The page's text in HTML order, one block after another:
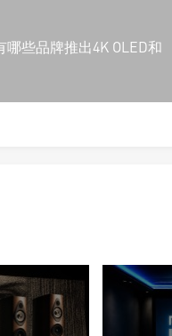
哪些品牌推出4K OLED和